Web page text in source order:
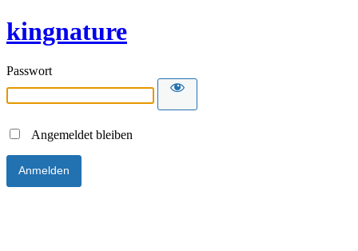
kingnature
Passwort
Angemeldet bleiben